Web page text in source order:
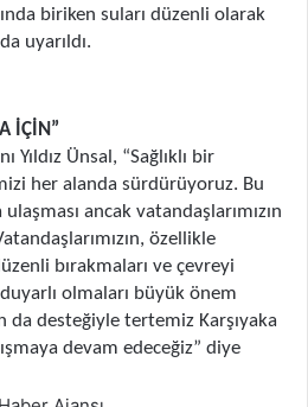
biriken suları düzenli olarak
uyarıldı.
İÇİN”
Yıldız Ünsal, “Sağlıklı bir
her alanda sürdürüyoruz. Bu
ulaşması ancak vatandaşlarımızın
özellikle
bırakmaları ve çevreyi
olmaları büyük önem
da desteğiyle tertemiz Karşıyaka
devam edeceğiz” diye